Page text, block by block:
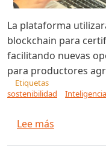
La plataforma
blockchain para
facilitando nuevas
para productores
Etiquetas
sostenibilidad
Lee más